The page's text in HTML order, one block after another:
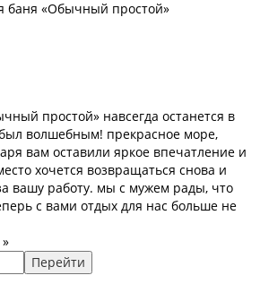
простой» навсегда останется в
волшебным! прекрасное море,
вам оставили яркое впечатление и
хочется возвращаться снова и
вашу работу. мы с мужем рады, что
с вами отдых для нас больше не
»
Перейти